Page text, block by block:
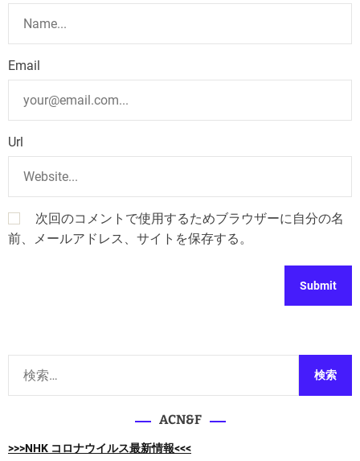
Email
Url
次回のコメントで使用するためブラウザーに自分の名
前、メールアドレス、サイトを保存する。
ACN&F
>>>NHK コロナウイルス最新情報<<<